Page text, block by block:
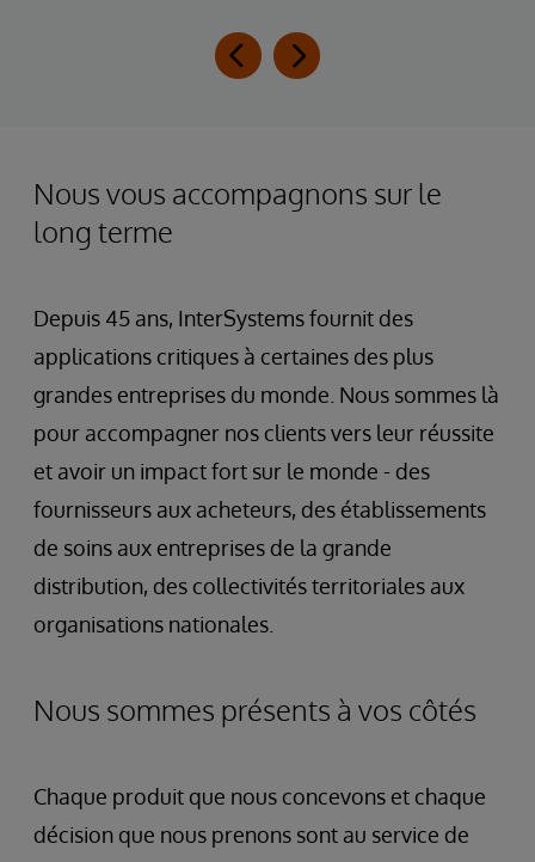
Nous vous accompagnons sur le
long terme
Depuis 45 ans, InterSystems fournit des
applications critiques à certaines des plus
grandes entreprises du monde. Nous sommes là
pour accompagner nos clients vers leur réussite
et avoir un impact fort sur le monde - des
fournisseurs aux acheteurs, des établissements
de soins aux entreprises de la grande
distribution, des collectivités territoriales aux
organisations nationales.
Nous sommes présents à vos côtés
Chaque produit que nous concevons et chaque
décision que nous prenons sont au service de